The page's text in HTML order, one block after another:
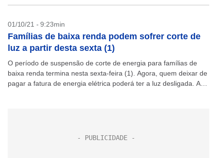
01/10/21 - 9:23min
Famílias de baixa renda podem sofrer corte de
luz a partir desta sexta (1)
O período de suspensão de corte de energia para famílias de
baixa renda termina nesta sexta-feira (1). Agora, quem deixar de
pagar a fatura de energia elétrica poderá ter a luz desligada. A